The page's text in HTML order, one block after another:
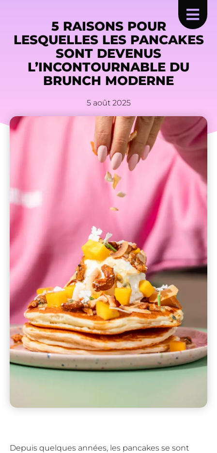
5 RAISONS POUR
LESQUELLES LES PANCAKES
SONT DEVENUS
L’INCONTOURNABLE DU
BRUNCH MODERNE
5 août 2025
Depuis quelques années, les pancakes se sont